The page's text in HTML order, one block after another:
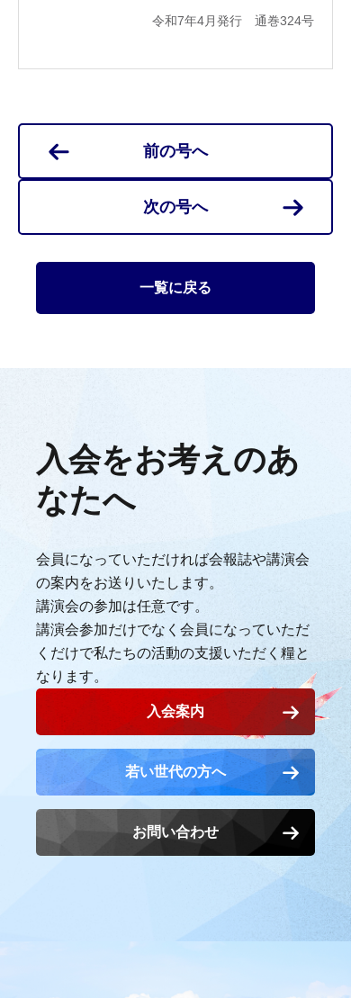
令和7年4月発行 通巻324号
前の号へ
次の号へ
一覧に戻る
入会をお考えのあ
なたへ
会員になっていただければ会報誌や講演会
の案内をお送りいたします。
講演会の参加は任意です。
講演会参加だけでなく会員になっていただ
くだけで私たちの活動の支援いただく糧と
なります。
入会案内
若い世代の方へ
お問い合わせ